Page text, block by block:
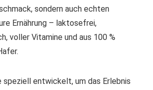
sondern auch echten
Ernährung – laktosefrei,
voller Vitamine und aus 100 %
speziell entwickelt, um das Erlebnis